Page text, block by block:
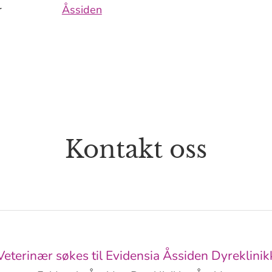
Åssiden
Kontakt oss
søkes til Evidensia Åssiden